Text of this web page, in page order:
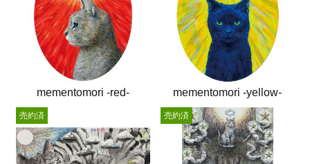
mementomori -red- mementomori -yellow-
売約済 売約済